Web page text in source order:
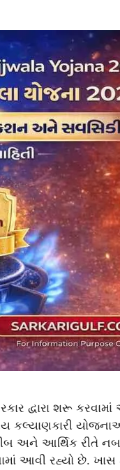
દ્વારા શરૂ
અને આર્થિક રીતે
આવી રહ્યો છે. ખાસ